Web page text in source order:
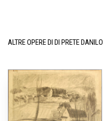
ALTRE OPERE DI DI PRETE DANILO